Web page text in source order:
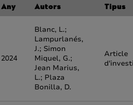
Any Autors Tipus
2024
Blanc, L.;
Lampurlanés,
J.; Simon
Miquel, G.;
Jean Marius,
L.; Plaza
Bonilla, D.
Article